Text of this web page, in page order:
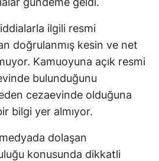
ilgili resmi
doğrulanmış kesin ve net
Kamuoyuna açık resmi
bulunduğunu
cezaevinde olduğuna
bilgi yer almıyor.
dolaşan
konusunda dikkatli